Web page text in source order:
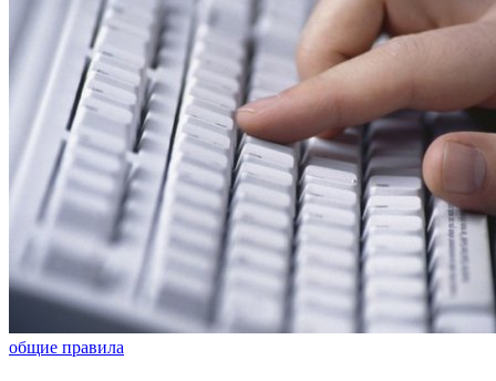
общие правила